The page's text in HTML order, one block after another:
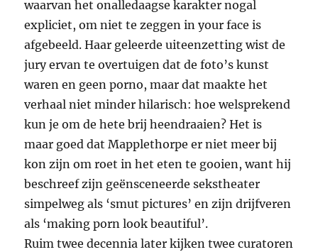
waarvan het onalledaagse karakter nogal
expliciet, om niet te zeggen in your face is
afgebeeld. Haar geleerde uiteenzetting wist de
jury ervan te overtuigen dat de foto’s kunst
waren en geen porno, maar dat maakte het
verhaal niet minder hilarisch: hoe welsprekend
kun je om de hete brij heendraaien? Het is
maar goed dat Mapplethorpe er niet meer bij
kon zijn om roet in het eten te gooien, want hij
beschreef zijn geënsceneerde sekstheater
simpelweg als ‘smut pictures’ en zijn drijfveren
als ‘making porn look beautiful’.
Ruim twee decennia later kijken twee curatoren